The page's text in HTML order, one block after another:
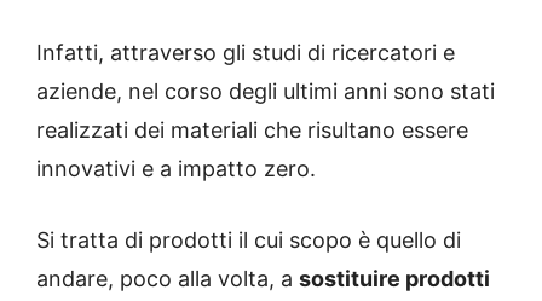
Infatti, attraverso gli studi di ricercatori e
aziende, nel corso degli ultimi anni sono stati
realizzati dei materiali che risultano essere
innovativi e a impatto zero.
Si tratta di prodotti il cui scopo è quello di
andare, poco alla volta, a sostituire prodotti